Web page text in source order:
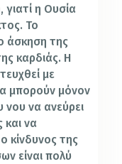
η Ουσία
Το
άσκηση της
καρδιάς. Η
με
μπορούν μόνον
να ανεύρει
και να
κίνδυνος της
είναι πολύ